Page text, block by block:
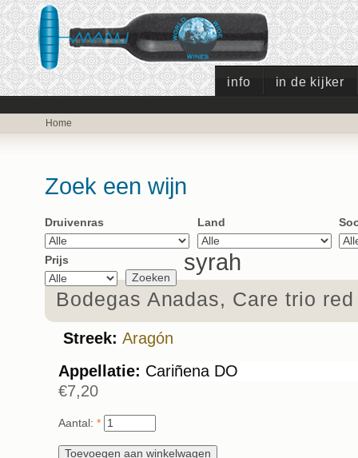
info in de kijker
Home
Zoek een wijn
Druivenras Land
Prijs syrah
Bodegas Anadas, Care trio
Streek: Aragón
Appellatie: Cariñena DO
€7,20
Aantal: *